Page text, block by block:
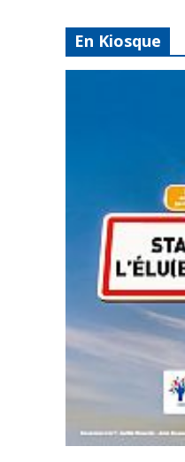
En Kiosque